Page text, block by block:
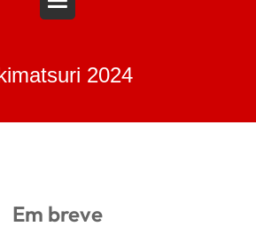
2024
Em breve